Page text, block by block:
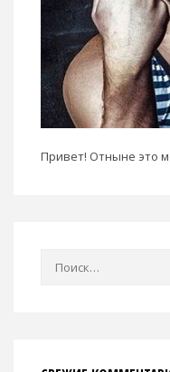
Привет! Отныне это